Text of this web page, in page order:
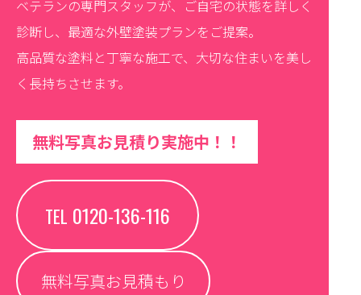
ベテランの専門スタッフが、ご自宅の状態を詳しく
診断し、最適な外壁塗装プランをご提案。
高品質な塗料と丁寧な施工で、大切な住まいを美し
く長持ちさせます。
無料写真お見積り実施中！！
TEL 0120-136-116
無料写真お見積もり